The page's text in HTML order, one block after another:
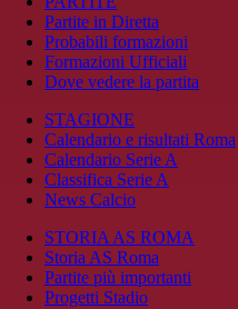
Partite in Diretta
Probabili formazioni
Formazioni Ufficiali
Dove vedere la partita
STAGIONE
Calendario e risultati Roma
Calendario Serie A
Classifica Serie A
News Calcio
STORIA AS ROMA
Storia AS Roma
Partite più importanti
Progetti Stadio